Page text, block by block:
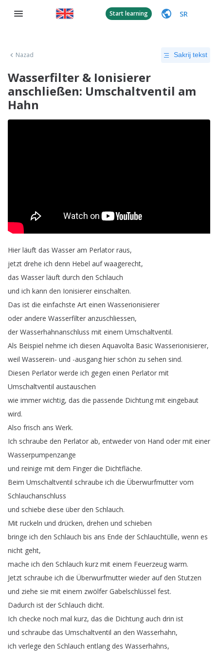
Start learning SR
Nazad Sakrij tekst
Wasserfilter & Ionisierer
anschließen: Umschaltventil am
Hahn
Hier läuft das Wasser am Perlator raus,
jetzt drehe ich denn Hebel auf waagerecht,
das Wasser läuft durch den Schlauch
und ich kann den Ionisierer einschalten.
Das ist die einfachste Art einen Wasserionisierer
oder andere Wasserfilter anzuschliessen,
der Wasserhahnanschluss mit einem Umschaltventil.
Als Beispiel nehme ich diesen Aquavolta Basic Wasserionisierer,
weil Wasserein- und -ausgang hier schön zu sehen sind.
Diesen Perlator werde ich gegen einen Perlator mit
Umschaltventil austauschen
wie immer wichtig, das die passende Dichtung mit eingebaut
wird.
Also frisch ans Werk.
Ich schraube den Perlator ab, entweder von Hand oder mit einer
Wasserpumpenzange
und reinige mit dem Finger die Dichtfläche.
Beim Umschaltventil schraube ich die Überwurfmutter vom
Schlauchanschluss
und schiebe diese über den Schlauch.
Mit ruckeln und drücken, drehen und schieben
bringe ich den Schlauch bis ans Ende der Schlauchtülle, wenn es
nicht geht,
mache ich den Schlauch kurz mit einem Feuerzeug warm.
Jetzt schraube ich die Überwurfmutter wieder auf den Stutzen
und ziehe sie mit einem zwölfer Gabelschlüssel fest.
Dadurch ist der Schlauch dicht.
Ich checke noch mal kurz, das die Dichtung auch drin ist
und schraube das Umschaltventil an den Wasserhahn,
ich verlege den Schlauch entlang des Wasserhahns,